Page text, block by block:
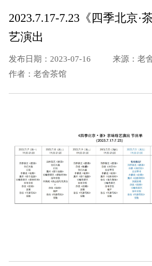
2023.7.17-7.23《四季北京·
艺演出
发布日期：2023-07-16
来源：老
作者：老舍茶馆